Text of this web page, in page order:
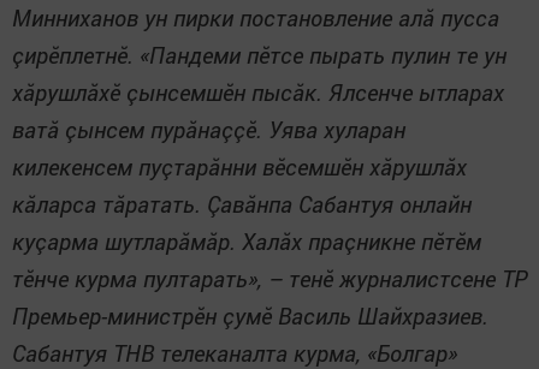
Минниханов ун пирки постановление алă пусса
çирӗплетнӗ. «Пандеми пӗтсе пырать пулин те ун
хăрушлăхӗ çынсемшӗн пысăк. Ялсенче ытларах
ватă çынсем пурăнаççӗ. Уява хуларан
килекенсем пуçтарăнни вӗсемшӗн хăрушлăх
кăларса тăратать. Çавăнпа Сабантуя онлайн
куçарма шутларăмăр. Халăх праçникне пӗтӗм
тӗнче курма пултарать», – тенӗ журналистсене ТР
Премьер-министрӗн çумӗ Василь Шайхразиев.
Сабантуя ТНВ телеканалта курма, «Болгар»